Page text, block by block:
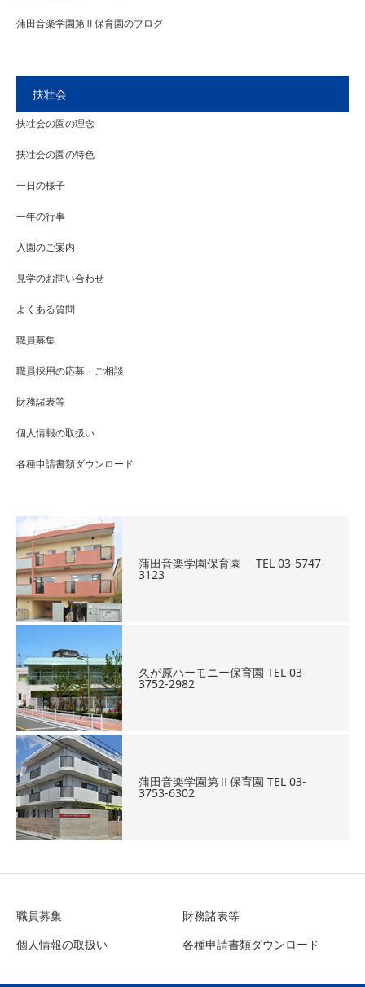
蒲田音楽学園第Ⅱ保育園のブログ
扶壮会
扶壮会の園の理念
扶壮会の園の特色
一日の様子
一年の行事
入園のご案内
見学のお問い合わせ
よくある質問
職員募集
職員採用の応募・ご相談
財務諸表等
個人情報の取扱い
各種申請書類ダウンロード
蒲田音楽学園保育園 TEL 03-5747-
3123
久が原ハーモニー保育園 TEL 03-
3752-2982
蒲田音楽学園第Ⅱ保育園 TEL 03-
3753-6302
職員募集
財務諸表等
個人情報の取扱い
各種申請書類ダウンロード